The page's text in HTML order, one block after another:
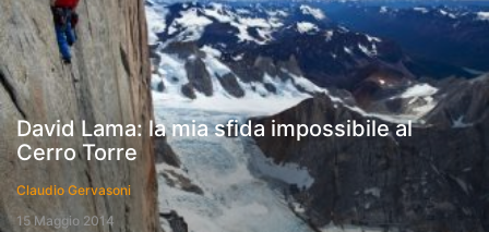
David Lama: la mia sfida impossibile al
Cerro Torre
Claudio Gervasoni
15 Maggio 2014